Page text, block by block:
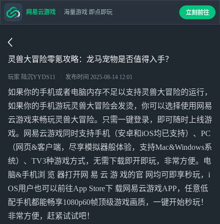
灵兽大冒险零氪攻略：龙马宠物是否值得入手？
玩家 陆沉YYDS11 发布时间 2025-08-14 12:01
如果你的手机或者电脑内存不足以支持灵兽大冒险的运行，
如果你的手机游玩灵兽大冒险会发烫，你可以选择使用网易
云游戏来畅玩灵兽大冒险。只需一键登录，即可随时上线游
戏。网易云游戏同时支持手机（安卓和iOS均已支持）、PC
（网页&客户端，尽享模拟器般体验，支持Mac&Windows系
统）、TV3种游戏方式，无需下载即开即玩，非常方便。电
脑&手机浏 览 器打开网 易 云 游 戏的官 网均可即享秒玩，i
OS用户也可以前往App Store下 载网易云游戏APP，任意低
配手机都能畅享1080p60帧顶级游戏画质，一键开始秒玩！
非常方便，赶紧试试吧！
网易云游戏 海量游戏 即点即玩 立刻前往